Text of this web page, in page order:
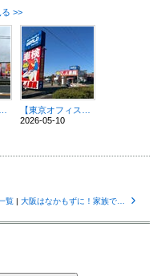
る >>
2026-05-10
覧 |